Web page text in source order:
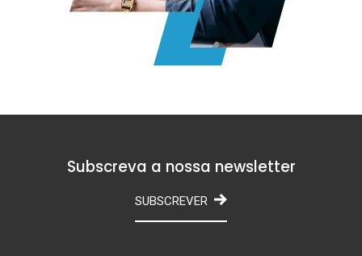
Subscreva a nossa newsletter
SUBSCREVER